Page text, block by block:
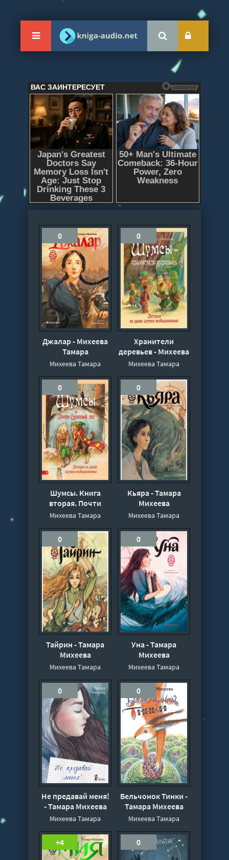
0
Джалар - Михеева
Тамара
Михеева Тамара
0
Хранители
деревьев - Михеева
Тамара
Михеева Тамара
0
Шумсы. Книга
вторая. Почти
сосновый лес -
Михеева Тамара
0
Кьяра - Тамара
Михеева
Михеева Тамара
0
Тайрин - Тамара
Михеева
Михеева Тамара
0
Уна - Тамара
Михеева
Михеева Тамара
0
Не предавай меня!
- Тамара Михеева
Михеева Тамара
0
Бельчонок Тинки -
Тамара Михеева
Михеева Тамара
+4 0